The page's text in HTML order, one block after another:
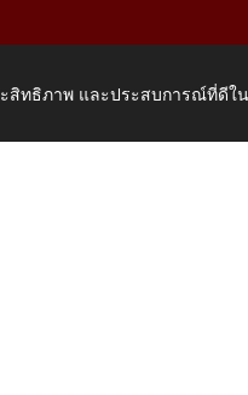
สิทธิภาพ และประสบการณ์ที่ดี